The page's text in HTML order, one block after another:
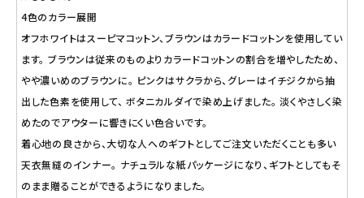
4色のカラー展開
オフホワイトはスーピマコットン、ブラウンはカラードコットンを使用してい
ます。 ブラウンは従来のものよりカラードコットンの割合を増やしたため、
やや濃いめのブラウンに。 ピンクはサクラから、グレーはイチジクから抽
出した色素を使用して、 ボタニカルダイで染め上げました。 淡くやさしく染
めたのでアウターに響きにくい色合いです。
着心地の良さから、大切な人へのギフトとしてご注文いただくことも多い
天衣無縫のインナー。 ナチュラルな紙パッケージになり、ギフトとしてもそ
のまま贈ることができるようになりました。